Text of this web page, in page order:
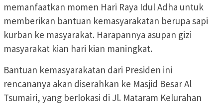
memanfaatkan momen Hari Raya Idul Adha untuk
memberikan bantuan kemasyarakatan berupa sapi
kurban ke masyarakat. Harapannya asupan gizi
masyarakat kian hari kian maningkat.
Bantuan kemasyarakatan dari Presiden ini
rencananya akan diserahkan ke Masjid Besar Al
Tsumairi, yang berlokasi di Jl. Mataram Kelurahan